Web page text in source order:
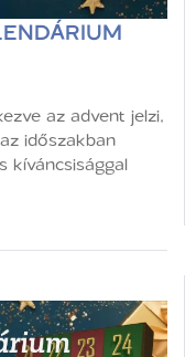
az advent jelzi,
időszakban
kíváncsisággal